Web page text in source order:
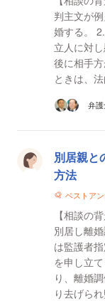
判主文が例
婚する。
立人に対し慰謝
後に相手
ときは、
弁
別居親と
方法
ベストア
【相談の
別居し離
は監護者
を申し立
り、離婚
り去げら